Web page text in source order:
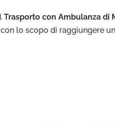
Trasporto con Ambulanza di
lo scopo di raggiungere